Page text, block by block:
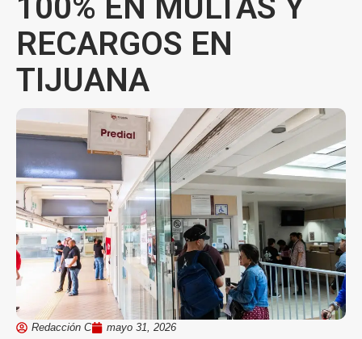
100% EN MULTAS Y
RECARGOS EN
TIJUANA
Redacción C mayo 31, 2026